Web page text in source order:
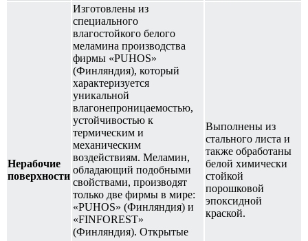
Нерабочие
поверхности
Изготовлены из
специального
влагостойкого белого
меламина производства
фирмы «PUHOS»
(Финляндия), который
характеризуется
уникальной
влагонепроницаемостью,
устойчивостью к
термическим и
механическим
воздействиям. Меламин,
обладающий подобными
свойствами, производят
только две фирмы в мире:
«PUНOS» (Финляндия) и
«FINFOREST»
(Финляндия). Открытые
Выполнены из
стального листа и
также обработаны
белой химически
стойкой
порошковой
эпоксидной
краской.